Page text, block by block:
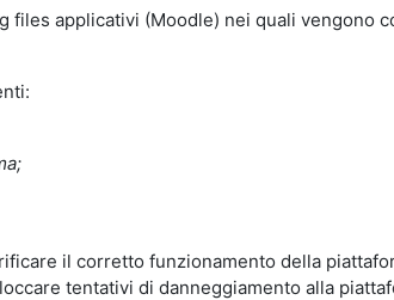
applicativi (Moodle) nei quali vengono
il corretto funzionamento della
tentativi di danneggiamento alla